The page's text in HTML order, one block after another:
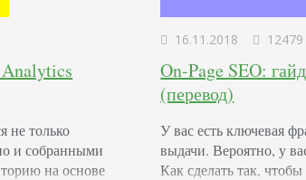
Analytics
не только
и собранными
на основе
16.11.2018 12479
On-Page SEO:
(перевод)
У вас есть ключевая
выдачи. Вероятно, у
Как сделать так,